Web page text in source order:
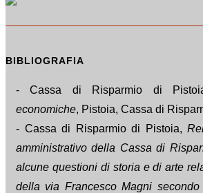
BIBLIOGRAFIA
- Cassa di Risparmio di
economiche, Pistoia, Cassa di
- Cassa di Risparmio di Pistoia,
amministrativo della Cassa di
alcune questioni di storia e di arte
della via Francesco Magni